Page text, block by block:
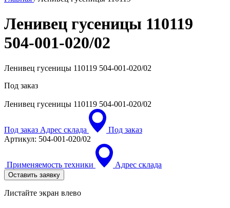
Ленивец гусеницы 110119
504-001-020/02
Ленивец гусеницы 110119 504-001-020/02
Под заказ
Ленивец гусеницы 110119 504-001-020/02
Под заказ Адрес склада
Под заказ
Артикул: 504-001-020/02
Применяемость техники Адрес склада
Оставить заявку
Листайте экран влево